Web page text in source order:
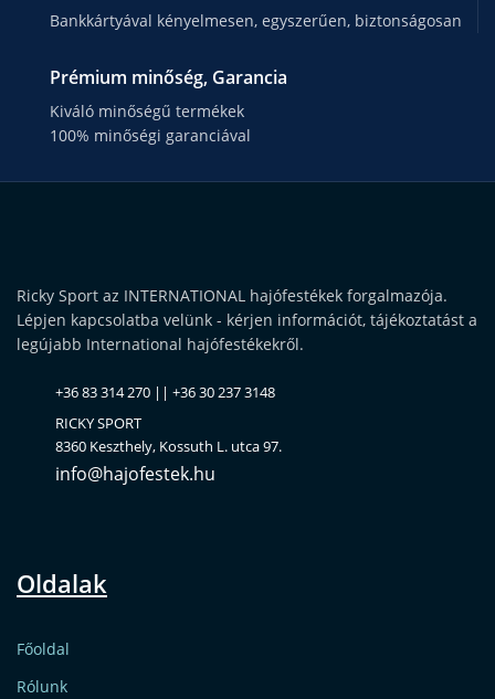
Bankkártyával kényelmesen, egyszerűen, biztonságosan
Prémium minőség, Garancia
Kiváló minőségű termékek
100% minőségi garanciával
Ricky Sport az INTERNATIONAL hajófestékek forgalmazója.
Lépjen kapcsolatba velünk - kérjen információt, tájékoztatást a
legújabb International hajófestékekről.
+36 83 314 270 || +36 30 237 3148
RICKY SPORT
8360 Keszthely, Kossuth L. utca 97.
info@hajofestek.hu
Oldalak
Főoldal
Rólunk